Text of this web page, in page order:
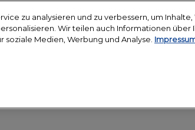
12.-14. Januar 2027
zu analysieren und zu verbessern, um
Wir teilen auch Informationen über
Medien, Werbung und Analyse.